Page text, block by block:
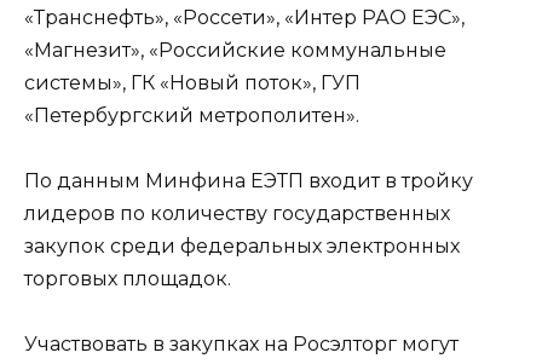
«Транснефть», «Россети», «Интер РАО ЕЭС»,
«Магнезит», «Российские коммунальные
системы», ГК «Новый поток», ГУП
«Петербургский метрополитен».
По данным Минфина ЕЭТП входит в тройку
лидеров по количеству государственных
закупок среди федеральных электронных
торговых площадок.
Участвовать в закупках на Росэлторг могут